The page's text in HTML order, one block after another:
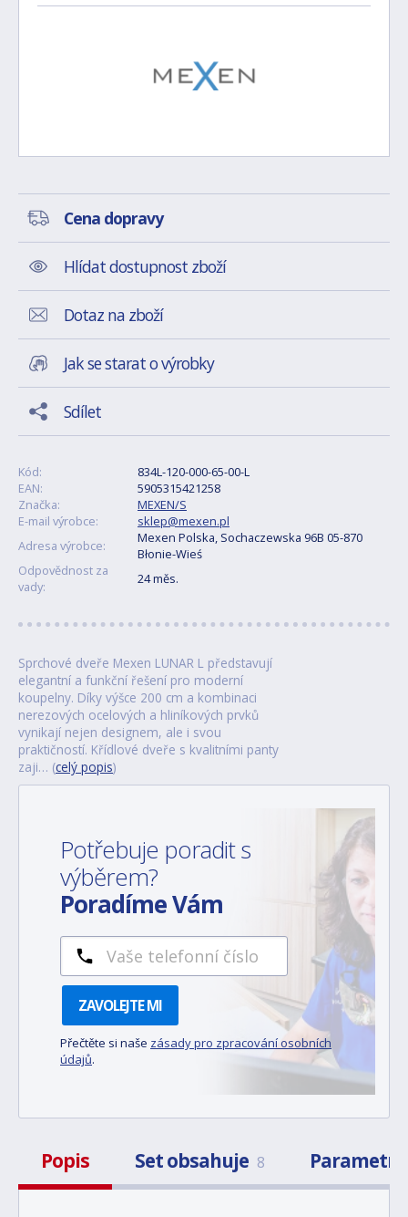
Cena dopravy
Hlídat dostupnost zboží
Dotaz na zboží
Jak se starat o výrobky
Sdílet
Kód:
834L-120-000-65-00-L
EAN:
5905315421258
Značka:
MEXEN/S
E-mail výrobce:
sklep@mexen.pl
Adresa výrobce:
Mexen Polska, Sochaczewska 96B 05-870
Błonie-Wieś
Odpovědnost za
vady:
24 měs.
Sprchové dveře Mexen LUNAR L představují
elegantní a funkční řešení pro moderní
koupelny. Díky výšce 200 cm a kombinaci
nerezových ocelových a hliníkových prvků
vynikají nejen designem, ale i svou
praktičností. Křídlové dveře s kvalitními panty
zaji… (celý popis)
Potřebuje poradit s
výběrem?
Poradíme Vám
ZAVOLEJTE MI
Přečtěte si naše zásady pro zpracování osobních
údajů.
Popis Set obsahuje 8 Parametry